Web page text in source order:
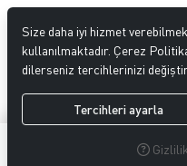
Size daha iyi hizmet
kullanılmaktadır. Çerez
dilerseniz tercihlerinizi
Tercihleri ayarla